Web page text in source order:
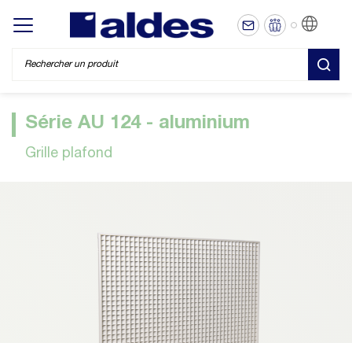
Display/hide main menu
Série AU 124 - aluminium
Grille plafond